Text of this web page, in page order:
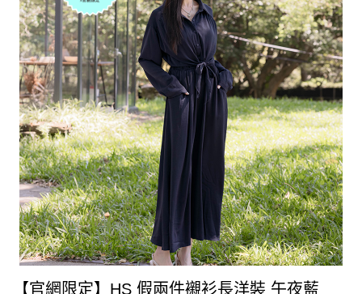
【官網限定】HS 假兩件襯衫長洋裝 午夜藍